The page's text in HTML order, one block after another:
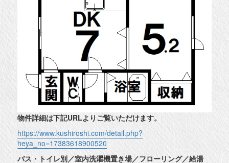
物件詳細は下記URLよりご覧いただけます。
https://www.kushiroshi.com/detail.php?
heya_no=17383618900520
バス・トイレ別／室内洗濯機置き場／フローリング／給湯